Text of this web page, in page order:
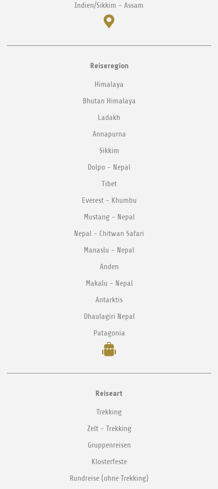
Indien/Sikkim - Assam
Reiseregion
Himalaya
Bhutan Himalaya
Ladakh
Annapurna
Sikkim
Dolpo - Nepal
Tibet
Everest - Khumbu
Mustang - Nepal
Nepal - Chitwan Safari
Manaslu - Nepal
Anden
Makalu - Nepal
Antarktis
Dhaulagiri Nepal
Patagonia
Reiseart
Trekking
Zelt - Trekking
Gruppenreisen
Klosterfeste
Rundreise (ohne Trekking)